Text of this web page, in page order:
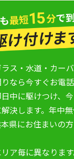
ス・水道・カー
なら今すぐお電
中に駆けつけ、
決します。年中
県にお住まいの
ア毎に異なりま